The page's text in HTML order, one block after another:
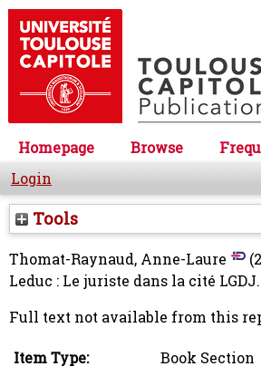
Homepage Browse
Login
Tools
Thomat-Raynaud, Anne-Laure
Leduc : Le juriste dans la cité
Full text not available from this
Item Type:
Book Section